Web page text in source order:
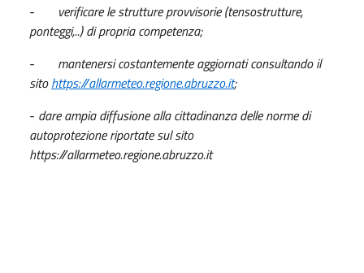
- verificare le strutture provvisorie (tensostrutture,
ponteggi,..) di propria competenza;
- mantenersi costantemente aggiornati consultando il
sitohttps://allarmeteo.regione.abruzzo.it;
- dare ampia diffusione alla cittadinanza delle norme di
autoprotezione riportate sul sito
https://allarmeteo.regione.abruzzo.it